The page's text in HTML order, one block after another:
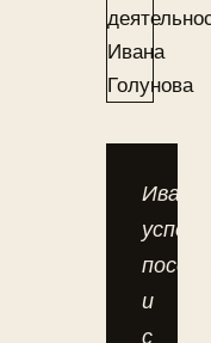
Иван
успел
и
с